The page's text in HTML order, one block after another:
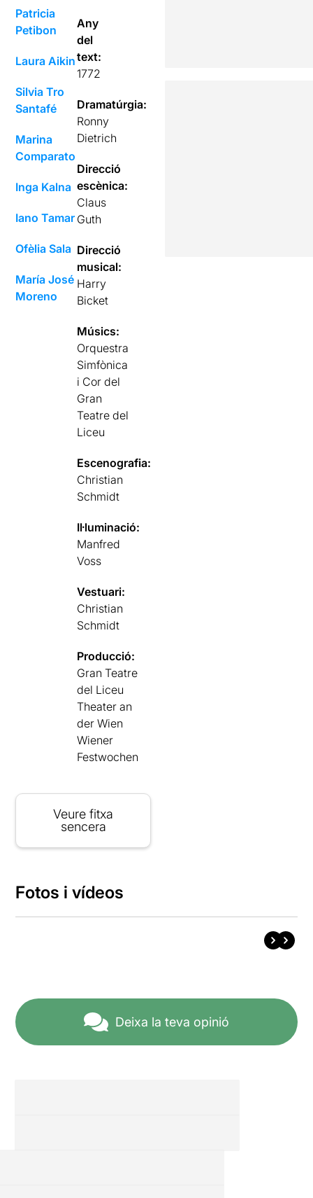
Patricia
Petibon
Laura Aikin
Silvia Tro
Santafé
Marina
Comparato
Inga Kalna
Iano Tamar
Ofèlia Sala
María José
Moreno
Any
del
text:
1772
Dramatúrgia:
Ronny
Dietrich
Direcció
escènica:
Claus
Guth
Direcció
musical:
Harry
Bicket
Músics:
Orquestra
Simfònica
i Cor del
Gran
Teatre del
Liceu
Escenografia:
Christian
Schmidt
Il·luminació:
Manfred
Voss
Vestuari:
Christian
Schmidt
Producció:
Gran Teatre
del Liceu
Theater an
der Wien
Wiener
Festwochen
Veure fitxa
sencera
Fotos i vídeos
Deixa la teva opinió